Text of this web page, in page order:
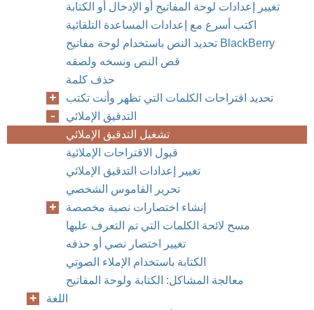
تغيير إعدادات لوحة المفاتيح أو الإدخال أو الكتابة
اكتب أسرع مع إعدادات المساعدة التلقائية
تحديد النص باستخدام لوحة مفاتيح BlackBerry
قص النص ونسخه ولصقه
حذف كلمة
تحديد اقتراحات الكلمات التي تظهر وأنت تكتب
التدقيق الإملائي
تشغيل التدقيق الإملائي
قبول الاقتراحات الإملائية
تغيير إعدادات التدقيق الإملائي
تحرير القاموس الشخصي
إنشاء اختصارات نصية مخصصة
مسح لائحة الكلمات التي تم التعرف عليها
تغيير اختصار نصي أو حذفه
الكتابة باستخدام الإملاء الصوتي
معالجة المشاكل: الكتابة ولوحة المفاتيح
اللغة